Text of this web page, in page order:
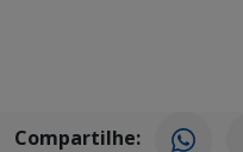
Compartilhe: